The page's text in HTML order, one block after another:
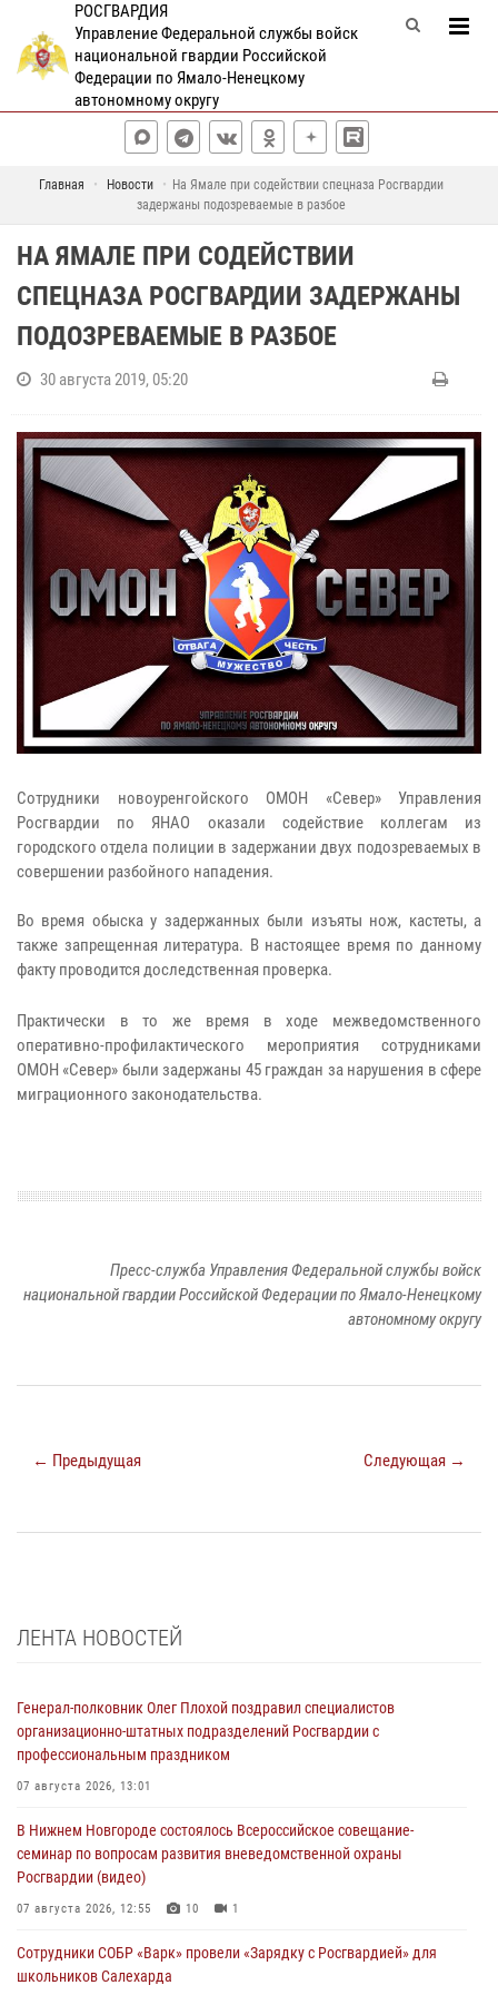
РОСГВАРДИЯ
Управление Федеральной службы войск
национальной гвардии Российской
Федерации по Ямало-Ненецкому
автономному округу
Главная Новости
На Ямале при содействии спецназа Росгвардии
задержаны подозреваемые в разбое
НА ЯМАЛЕ ПРИ СОДЕЙСТВИИ
СПЕЦНАЗА РОСГВАРДИИ ЗАДЕРЖАНЫ
ПОДОЗРЕВАЕМЫЕ В РАЗБОЕ
30 августа 2019, 05:20
Сотрудники новоуренгойского ОМОН «Север» Управления
Росгвардии по ЯНАО оказали содействие коллегам из
городского отдела полиции в задержании двух подозреваемых в
совершении разбойного нападения.
Во время обыска у задержанных были изъяты нож, кастеты, а
также запрещенная литература. В настоящее время по данному
факту проводится доследственная проверка.
Практически в то же время в ходе межведомственного
оперативно-профилактического мероприятия сотрудниками
ОМОН «Север» были задержаны 45 граждан за нарушения в сфере
миграционного законодательства.
Пресс-служба Управления Федеральной службы войск
национальной гвардии Российской Федерации по Ямало-Ненецкому
автономному округу
← Предыдущая Следующая →
ЛЕНТА НОВОСТЕЙ
Генерал-полковник Олег Плохой поздравил специалистов
организационно-штатных подразделений Росгвардии с
профессиональным праздником
07 августа 2026, 13:01
В Нижнем Новгороде состоялось Всероссийское совещание-
семинар по вопросам развития вневедомственной охраны
Росгвардии (видео)
07 августа 2026, 12:55 10 1
Сотрудники СОБР «Варк» провели «Зарядку с Росгвардией» для
школьников Салехарда